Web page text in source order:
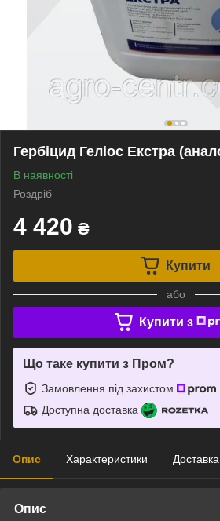
Гербіцид Геліос Екстра
В наявності
Роздріб
4 420 ₴
Купити
або
Купити з
Що таке купити з Пром?
Замовлення під захистом
Доступна доставка
Опис Характеристики Доставка
Опис